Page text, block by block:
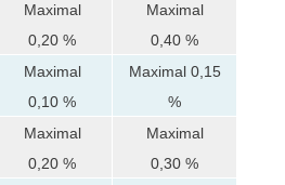
Maximal
0,20 %
Maximal
0,40 %
Maximal
0,10 %
Maximal 0,15
%
Maximal
0,20 %
Maximal
0,30 %